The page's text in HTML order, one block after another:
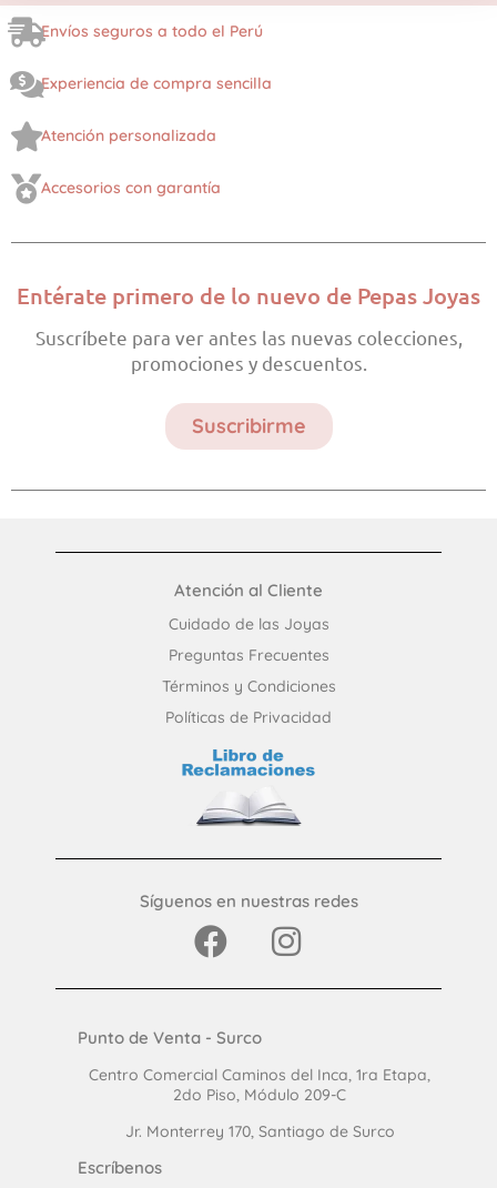
Envíos seguros a todo el Perú
Experiencia de compra sencilla
Atención personalizada
Accesorios con garantía
Entérate primero de lo nuevo de Pepas Joyas
Suscríbete para ver antes las nuevas colecciones,
promociones y descuentos.
Suscribirme
Atención al Cliente
Cuidado de las Joyas
Preguntas Frecuentes​
Términos y Condiciones
Políticas de Privacidad
Síguenos en nuestras redes
Punto de Venta - Surco
Centro Comercial Caminos del Inca, 1ra Etapa,
2do Piso, Módulo 209-C
Jr. Monterrey 170, Santiago de Surco
Escríbenos